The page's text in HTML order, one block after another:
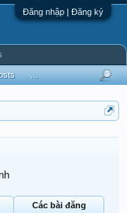
Đăng nhập | Đăng ký
Các bài đăng